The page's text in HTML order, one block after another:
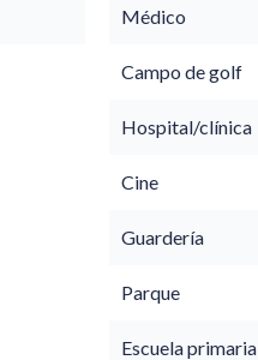
Médico
Campo de golf
Hospital/clínica
Cine
Guardería
Parque
Escuela primaria